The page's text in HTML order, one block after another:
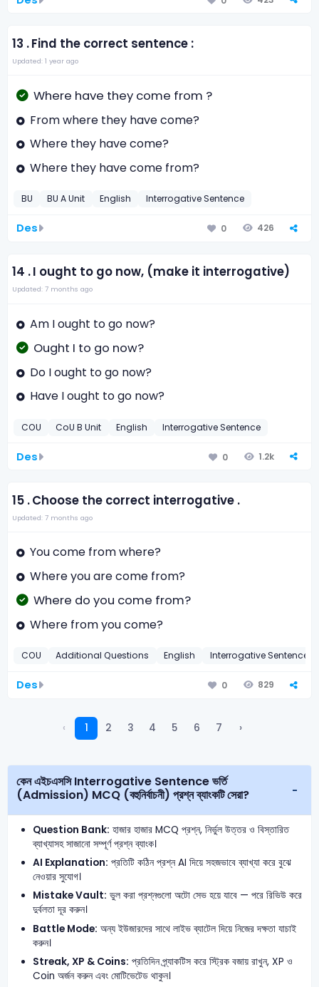
13 .Find the correct sentence :
Updated: 1 year ago
Where have they come from ?
From where they have come?
Where they have come?
Where they have come from?
BU BU A Unit English Interrogative Sentence
Des 0 426
14 .I ought to go now, (make it interrogative)
Updated: 7 months ago
Am I ought to go now?
Ought I to go now?
Do I ought to go now?
Have I ought to go now?
COU CoU B Unit English Interrogative Sentence
Des 0 1.2k
15 .Choose the correct interrogative .
Updated: 7 months ago
You come from where?
Where you are come from?
Where do you come from?
Where from you come?
COU Additional Questions English Interrogative Sentence
Des 0 829
‹ 1 2 3 4 5 6 7 ›
কেন এইচএসসি Interrogative Sentence ভর্তি
(Admission) MCQ (বহুনির্বাচনী) প্রশ্ন ব্যাংকটি সেরা?
Question Bank: হাজার হাজার MCQ প্রশ্ন, নির্ভুল উত্তর ও বিস্তারিত
ব্যাখ্যাসহ সাজানো সম্পূর্ণ প্রশ্ন ব্যাংক।
AI Explanation: প্রতিটি কঠিন প্রশ্ন AI দিয়ে সহজভাবে ব্যাখ্যা করে বুঝে
নেওয়ার সুযোগ।
Mistake Vault: ভুল করা প্রশ্নগুলো অটো সেভ হয়ে যাবে — পরে রিভিউ করে
দুর্বলতা দূর করুন।
Battle Mode: অন্য ইউজারদের সাথে লাইভ ব্যাটেল দিয়ে নিজের দক্ষতা যাচাই
করুন।
Streak, XP & Coins: প্রতিদিন প্র্যাকটিস করে স্ট্রিক বজায় রাখুন, XP ও
Coin অর্জন করুন এবং মোটিভেটেড থাকুন।